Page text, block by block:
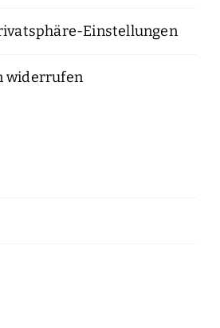
Einstellungen
widerrufen